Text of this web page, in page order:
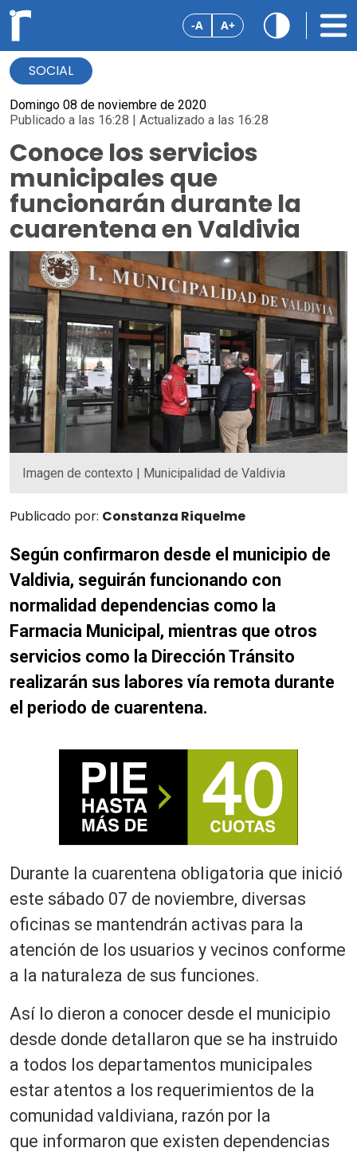
-A A+
SOCIAL
Domingo 08 de noviembre de 2020
Publicado a las 16:28 | Actualizado a las 16:28
Conoce los servicios
municipales que
funcionarán durante la
cuarentena en Valdivia
Imagen de contexto | Municipalidad de Valdivia
Publicado por: Constanza Riquelme
Según confirmaron desde el municipio de
Valdivia, seguirán funcionando con
normalidad dependencias como la
Farmacia Municipal, mientras que otros
servicios como la Dirección Tránsito
realizarán sus labores vía remota durante
el periodo de cuarentena.
Durante la cuarentena obligatoria que inició
este sábado 07 de noviembre, diversas
oficinas se mantendrán activas para la
atención de los usuarios y vecinos conforme
a la naturaleza de sus funciones.
Así lo dieron a conocer desde el municipio
desde donde detallaron que se ha instruido
a todos los departamentos municipales
estar atentos a los requerimientos de la
comunidad valdiviana, razón por la
que informaron que existen dependencias